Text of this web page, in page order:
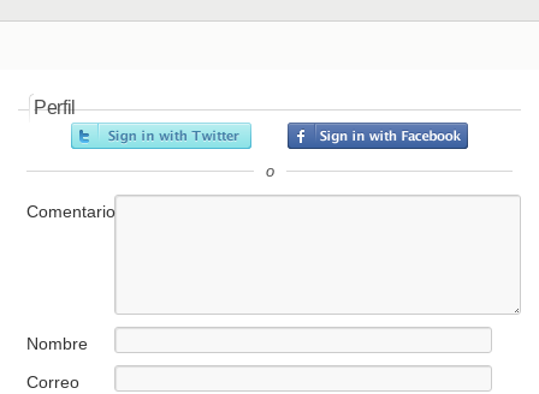
Perfil
o
Comentario
Nombre
Correo